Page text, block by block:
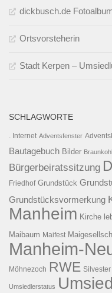
dickbusch.de
Ortsvorsteherin
Stadt Kerpen –
SCHLAGWORTE
. Internet Adventsfenster
Bautagebuch Bilder
Bürgerbeiratssitzung
Friedhof Grundstück
Grundstücksvormerkung
Manheim Kirche
Maibaum Maifest
Manheim-
Möhnezoch RWE Silvester
Umsiedlerstatus